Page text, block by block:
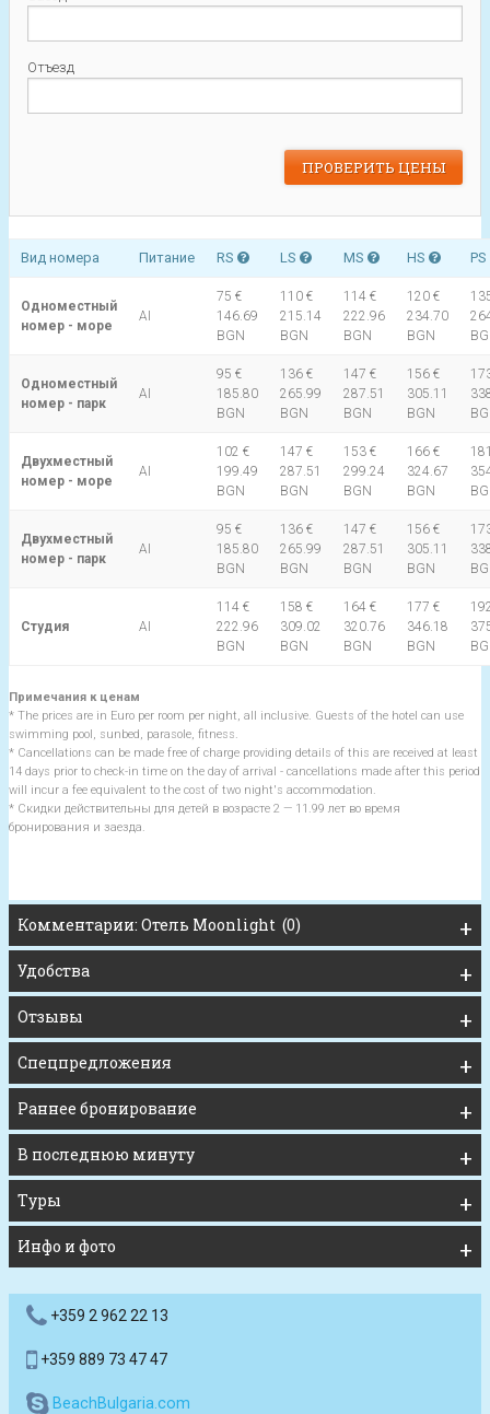
Отъезд
Вид номера Питание RS LS MS HS PS
Одноместный
номер - море
AI
75 €
146.69
BGN
110 €
215.14
BGN
114 €
222.96
BGN
120 €
234.70
BGN
Одноместный
номер - парк
AI
95 €
185.80
BGN
136 €
265.99
BGN
147 €
287.51
BGN
156 €
305.11
BGN
Двухместный
номер - море
AI
102 €
199.49
BGN
147 €
287.51
BGN
153 €
299.24
BGN
166 €
324.67
BGN
Двухместный
номер - парк
AI
95 €
185.80
BGN
136 €
265.99
BGN
147 €
287.51
BGN
156 €
305.11
BGN
Студия AI
114 €
222.96
BGN
158 €
309.02
BGN
164 €
320.76
BGN
177 €
346.18
BGN
Примечания к ценам
* The prices are in Euro per room per night, all inclusive. Guests of the hotel can use
swimming pool, sunbed, parasole, fitness.
* Cancellations can be made free of charge providing details of this are received at least
14 days prior to check-in time on the day of arrival - cancellations made after this period
will incur a fee equivalent to the cost of two night's accommodation.
* Скидки действительны для детей в возрасте 2 — 11.99 лет во время
бронирования и заезда.
Комментарии: Отель Moonlight (0)
Удобства
Отзывы
Спецпредложения
Раннее бронирование
В последнюю минуту
Туры
Инфо и фото
+359 2 962 22 13
+359 889 73 47 47
BeachBulgaria.com